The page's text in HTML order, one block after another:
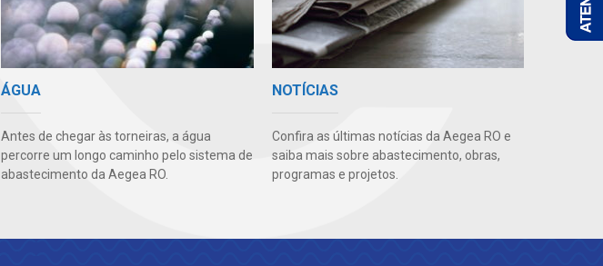
ÁGUA
Antes de chegar às torneiras, a água
percorre um longo caminho pelo sistema de
abastecimento da Aegea RO.
NOTÍCIAS
Confira as últimas notícias da Aegea RO e
saiba mais sobre abastecimento, obras,
programas e projetos.